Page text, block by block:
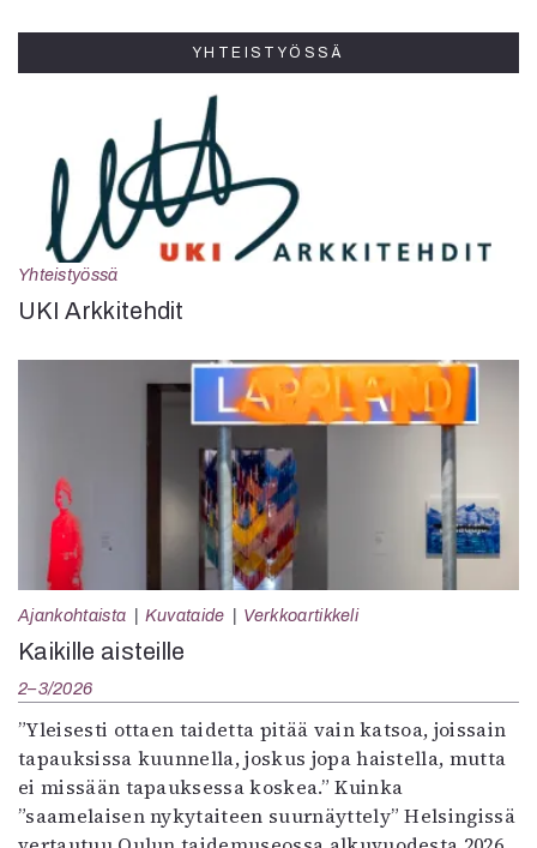
YHTEISTYÖSSÄ
Yhteistyössä
UKI Arkkitehdit
Ajankohtaista Kuvataide Verkkoartikkeli
Kaikille aisteille
2–3/2026
”Yleisesti ottaen taidetta pitää vain katsoa, joissain
tapauksissa kuunnella, joskus jopa haistella, mutta
ei missään tapauksessa koskea.” Kuinka
”saamelaisen nykytaiteen suurnäyttely” Helsingissä